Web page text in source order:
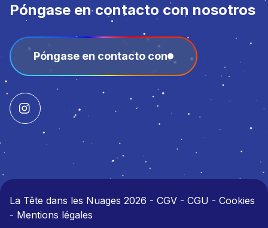
Póngase en contacto con nosotros
Póngase en contacto con
La Tête dans les Nuages 2026 - CGV - CGU - Cookies
- Mentions légales